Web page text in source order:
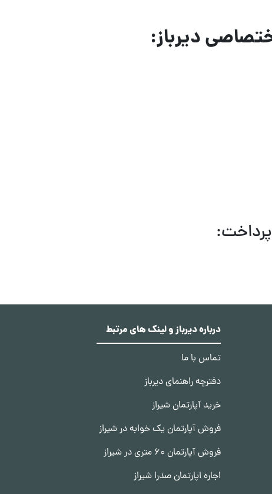
دیرباز:
درباره دیرباز و لینک های مرتبط
تماس با ما
دفترچه راهنمای دیرباز
خرید آپارتمان شیراز
فروش آپارتمان یک خوابه در شیراز
فروش آپارتمان 60 متری در شیراز
اجاره اپارتمان صدرا شیراز